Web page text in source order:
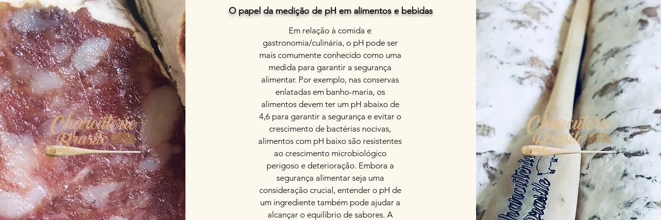
O papel da medição de pH em alimentos e bebidas
Em relação à comida e
gastronomia/culinária, o pH pode ser
mais comumente conhecido como uma
medida para garantir a segurança
alimentar. Por exemplo, nas conservas
enlatadas em banho-maria, os
alimentos devem ter um pH abaixo de
4,6 para garantir a segurança e evitar o
crescimento de bactérias nocivas,
alimentos com pH baixo são resistentes
ao crescimento microbiológico
perigoso e deterioração. Embora a
segurança alimentar seja uma
consideração crucial, entender o pH de
um ingrediente também pode ajudar a
alcançar o equilíbrio de sabores. A